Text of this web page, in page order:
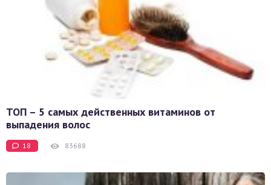
ТОП – 5 самых действенных витаминов от
выпадения волос
18 83688